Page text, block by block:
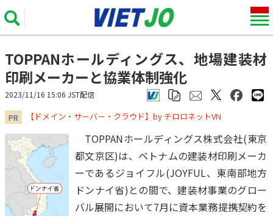
TOPPANホールディングス、地場建装材
印刷メーカーと協業体制強化
2023/11/16 15:06 JST配信
PR ​​​​​​​【ドメイン・サーバー・クラウド】by チロロネットVN
TOPPANホールディングス株式会社(東京
都文京区)は、ベトナムの建装材印刷メーカ
ーであるジョイフル(JOYFUL、東南部地方
ドンナイ省)との間で、建装材事業のグロー
バル展開において7月に資本業務提携契約を